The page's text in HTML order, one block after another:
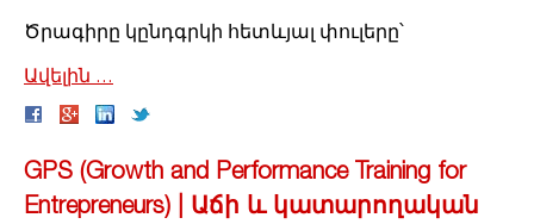
Ծրագիրը կընդգրկի հետևյալ փուլերը՝
Ավելին ․․․
GPS (Growth and Performance Training for
Entrepreneurs) | Աճի և կատարողական